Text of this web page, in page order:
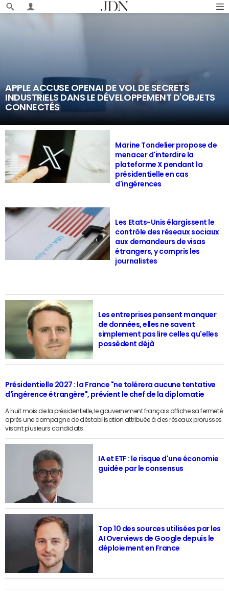
APPLE ACCUSE OPENAI DE VOL DE SECRETS
INDUSTRIELS DANS LE DÉVELOPPEMENT D'OBJETS
CONNECTÉS
Marine Tondelier propose de
menacer d'interdire la
plateforme X pendant la
présidentielle en cas
d'ingérences
Les Etats-Unis élargissent le
contrôle des réseaux sociaux
aux demandeurs de visas
étrangers, y compris les
journalistes
Les entreprises pensent manquer
de données, elles ne savent
simplement pas lire celles qu'elles
possèdent déjà
Présidentielle 2027 : la France "ne tolérera aucune tentative
d'ingérence étrangère", prévient le chef de la diplomatie
A huit mois de la présidentielle, le gouvernement français affiche sa fermeté
après une campagne de déstabilisation attribuée à des réseaux prorusses
visant plusieurs candidats.
IA et ETF : le risque d'une économie
guidée par le consensus
Top 10 des sources utilisées par les
AI Overviews de Google depuis le
déploiement en France